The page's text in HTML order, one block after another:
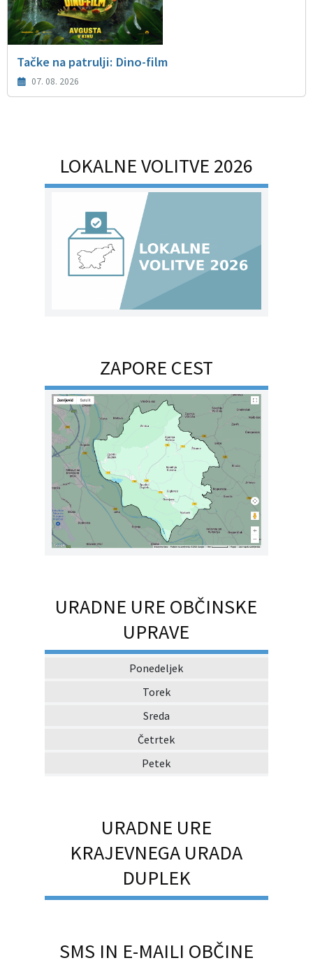
Tačke na patrulji: Dino-film
07. 08. 2026
LOKALNE VOLITVE 2026
ZAPORE CEST
URADNE URE OBČINSKE
UPRAVE
Ponedeljek
Torek
Sreda
Četrtek
Petek
URADNE URE
KRAJEVNEGA URADA
DUPLEK
SMS IN E-MAILI OBČINE